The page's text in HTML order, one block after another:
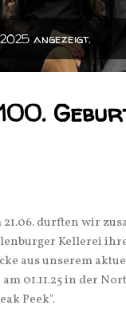
angezeigt.
21.06. durften wir
Kellerei
aus unserem
01.11.25 in der
Peek".